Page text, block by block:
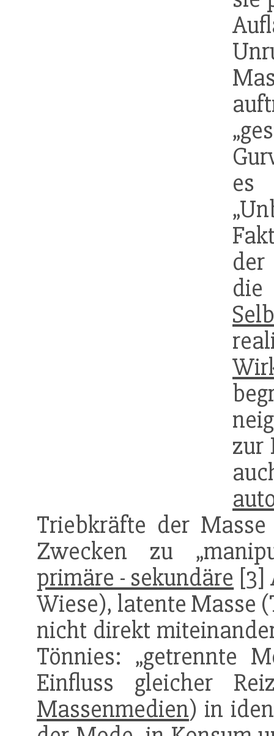
es
zur
Triebkräfte der
Zwecken zu
primäre - sekundäre [3]
Wiese), latente Masse
nicht direkt
Tönnies: „getrennte
Einfluss gleicher
Massenmedien) in